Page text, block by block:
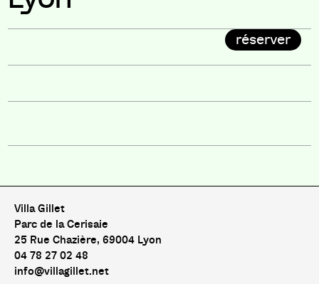
réserver
Villa Gillet
Parc de la Cerisaie
25 Rue Chazière, 69004 Lyon
04 78 27 02 48
info@villagillet.net